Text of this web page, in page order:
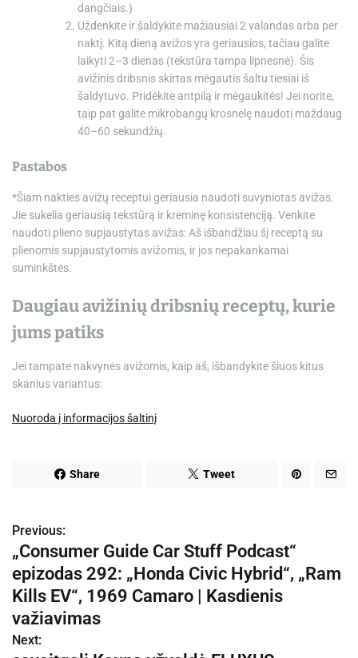
dangčiais.)
Uždenkite ir šaldykite mažiausiai 2 valandas arba per
naktį. Kitą dieną avižos yra geriausios, tačiau galite
laikyti 2–3 dienas (tekstūra tampa lipnesnė). Šis
avižinis dribsnis skirtas mėgautis šaltu tiesiai iš
šaldytuvo. Pridėkite antpilą ir mėgaukitės! Jei norite,
taip pat galite mikrobangų krosnelę naudoti maždaug
40–60 sekundžių.
Pastabos
*Šiam nakties avižų receptui geriausia naudoti suvyniotas avižas.
Jie sukelia geriausią tekstūrą ir kreminę konsistenciją. Venkite
naudoti plieno supjaustytas avižas: Aš išbandžiau šį receptą su
plienomis supjaustytomis avižomis, ir jos nepakankamai
suminkštės.
Daugiau avižinių dribsnių receptų, kurie
jums patiks
Jei tampate nakvynės avižomis, kaip aš, išbandykite šiuos kitus
skanius variantus:
Nuoroda į informacijos šaltinį
Share Tweet
N
a
v
i
Previous:
„Consumer Guide Car Stuff Podcast“
epizodas 292: „Honda Civic Hybrid“, „Ram
Kills EV“, 1969 Camaro | Kasdienis
važiavimas
Next: